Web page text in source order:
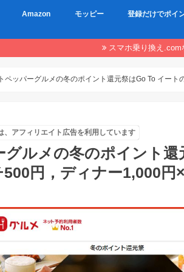
Amazon モッピー 登録だけでポイ
スマホ乗り換え.com
ペッパーグルメの冬のポイント還元祭はGo To イー
、アフィリエイト広告を利用しています
ルメの冬のポイント還
円，ディナー1,000円